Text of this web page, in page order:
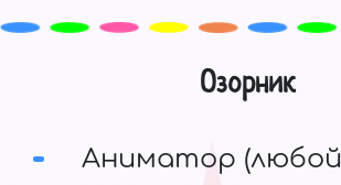
Озорник
Аниматор (любой